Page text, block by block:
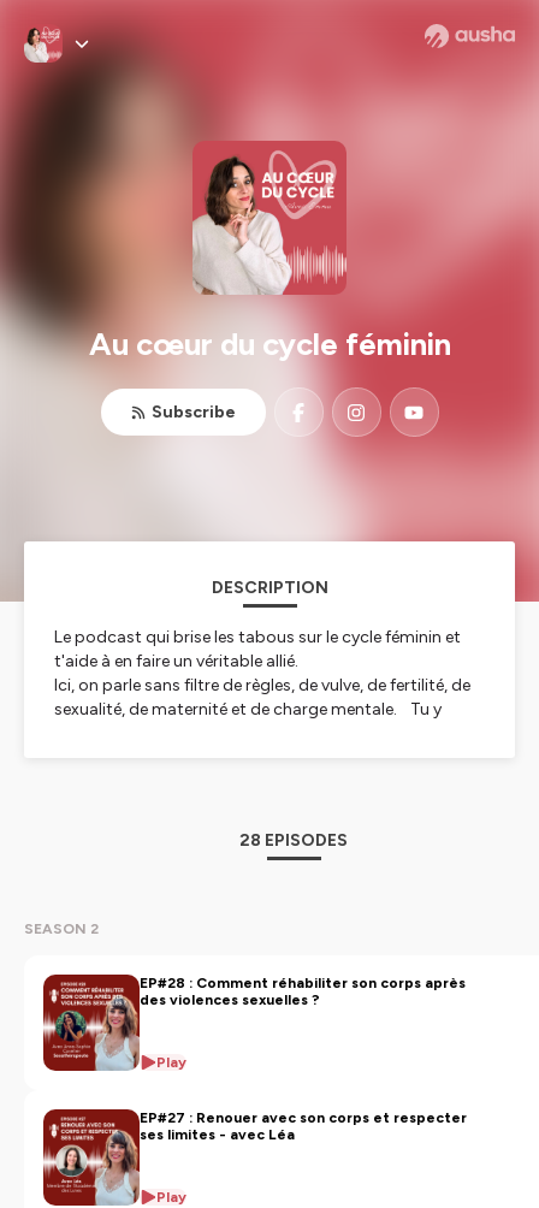
Au cœur du cycle féminin
Subscribe
DESCRIPTION
Le podcast qui brise les tabous sur le cycle féminin et
t'aide à en faire un véritable allié.
Ici, on parle sans filtre de règles, de vulve, de fertilité, de
sexualité, de maternité et de charge mentale. Tu y
ausha.co/politique-de-
28 EPISODES
SEASON 2
EP#28 : Comment réhabiliter son corps après
des violences sexuelles ?
Play
EP#27 : Renouer avec son corps et respecter
ses limites - avec Léa
Play